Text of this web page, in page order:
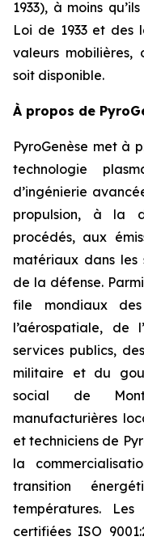
1933), à moins
Loi de 1933 et des
valeurs mobilières,
soit disponible.
À propos de
PyroGenèse met à
technologie
d’ingénierie
propulsion, à la
procédés, aux
matériaux dans les
de la défense.
file mondiaux
l’aérospatiale, de
services publics,
militaire et du
social de
manufacturières
et techniciens de
la
transition
températures.
certifiées ISO